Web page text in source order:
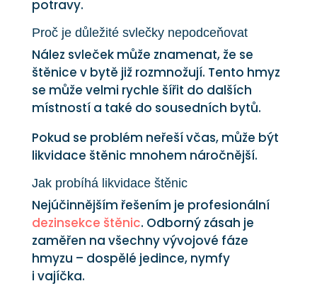
potravy.
Proč je důležité svlečky nepodceňovat
Nález svleček může znamenat, že se
štěnice v bytě již rozmnožují. Tento hmyz
se může velmi rychle šířit do dalších
místností a také do sousedních bytů.
Pokud se problém neřeší včas, může být
likvidace štěnic mnohem náročnější.
Jak probíhá likvidace štěnic
Nejúčinnějším řešením je profesionální
dezinsekce štěnic. Odborný zásah je
zaměřen na všechny vývojové fáze
hmyzu – dospělé jedince, nymfy
i vajíčka.